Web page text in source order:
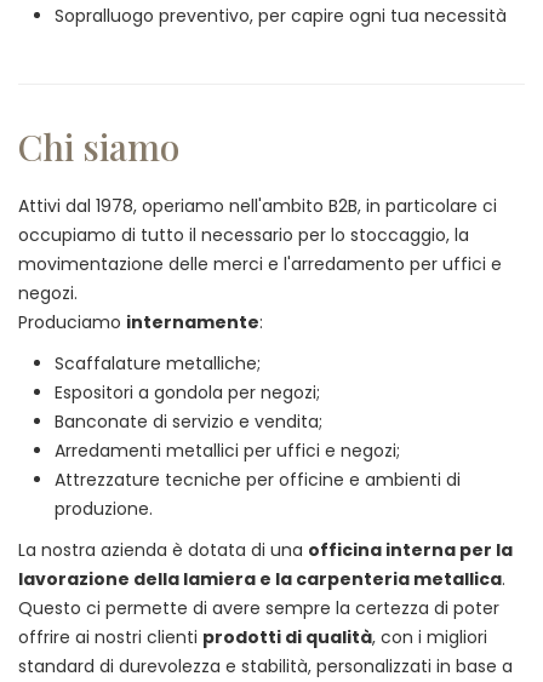
Sopralluogo preventivo, per capire ogni tua necessità
Chi siamo
Attivi dal 1978, operiamo nell'ambito B2B, in particolare ci
occupiamo di tutto il necessario per lo stoccaggio, la
movimentazione delle merci e l'arredamento per uffici e
negozi.
Produciamo internamente:
Scaffalature metalliche;
Espositori a gondola per negozi;
Banconate di servizio e vendita;
Arredamenti metallici per uffici e negozi;
Attrezzature tecniche per officine e ambienti di
produzione.
La nostra azienda è dotata di una officina interna per la
lavorazione della lamiera e la carpenteria metallica.
Questo ci permette di avere sempre la certezza di poter
offrire ai nostri clienti prodotti di qualità, con i migliori
standard di durevolezza e stabilità, personalizzati in base a